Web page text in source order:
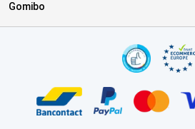
Gomibo